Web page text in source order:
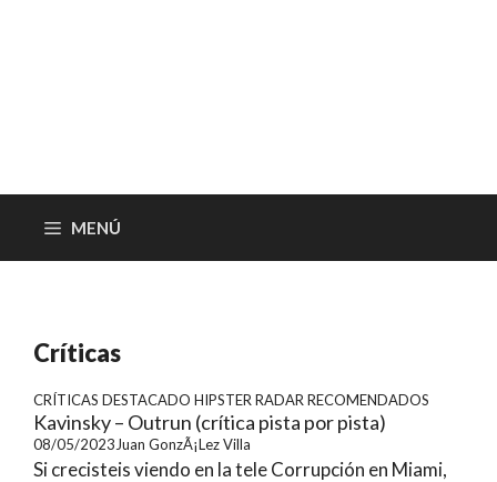
MENÚ
Críticas
CRÍTICAS DESTACADO HIPSTER RADAR RECOMENDADOS
Kavinsky – Outrun (crítica pista por pista)
08/05/2023 Juan GonzÃ¡lez Villa
Si crecisteis viendo en la tele Corrupción en Miami,